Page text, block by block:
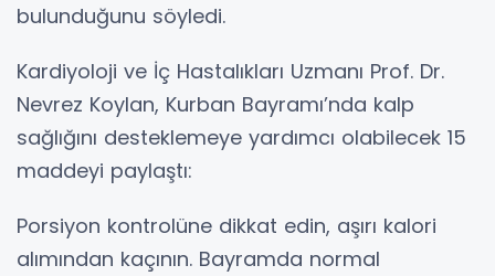
bulunduğunu söyledi.
Kardiyoloji ve İç Hastalıkları Uzmanı Prof. Dr.
Nevrez Koylan, Kurban Bayramı’nda kalp
sağlığını desteklemeye yardımcı olabilecek 15
maddeyi paylaştı:
Porsiyon kontrolüne dikkat edin, aşırı kalori
alımından kaçının. Bayramda normal